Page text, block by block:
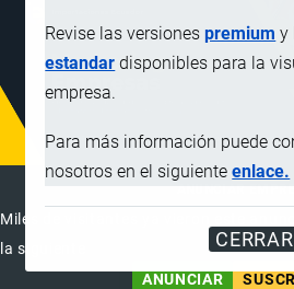
Revise las versionespremium y
estandar disponibles para la
empresa.
Para más información puede
nosotros en el siguienteenlace.
CERRAR
Miles de visitantes ya vieron este
la siguiente
ANUNCIAR